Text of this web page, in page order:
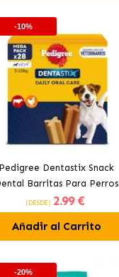
-10%
Pedigree Dentastix Snack
Barritas Para Perros
Pequeños 5-10 kg
(DESDE) 2.99 €
Añadir al Carrito
-20%